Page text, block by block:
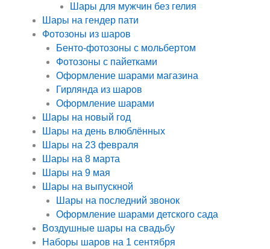
Шары для мужчин без гелия
Шары на гендер пати
Фотозоны из шаров
Бенто-фотозоны с мольбертом
Фотозоны с пайетками
Оформление шарами магазина
Гирлянда из шаров
Оформление шарами
Шары на новый год
Шары на день влюблённых
Шары на 23 февраля
Шары на 8 марта
Шары на 9 мая
Шары на выпускной
Шары на последний звонок
Оформление шарами детского сада
Воздушные шары на свадьбу
Наборы шаров на 1 сентября